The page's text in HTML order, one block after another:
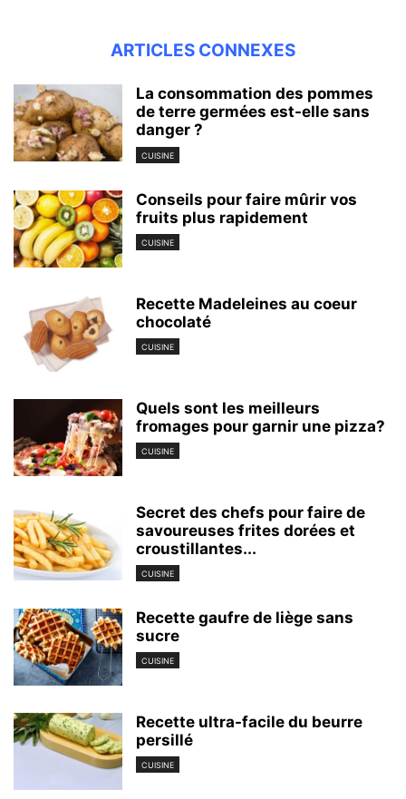
ARTICLES CONNEXES
La consommation des pommes
de terre germées est-elle sans
danger ?
CUISINE
Conseils pour faire mûrir vos
fruits plus rapidement
CUISINE
Recette Madeleines au coeur
chocolaté
CUISINE
Quels sont les meilleurs
fromages pour garnir une pizza?
CUISINE
Secret des chefs pour faire de
savoureuses frites dorées et
croustillantes...
CUISINE
Recette gaufre de liège sans
sucre
CUISINE
Recette ultra-facile du beurre
persillé
CUISINE